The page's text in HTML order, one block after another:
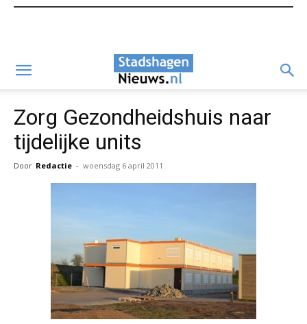
Zorg Gezondheidshuis naar
tijdelijke units
Door Redactie - woensdag 6 april 2011